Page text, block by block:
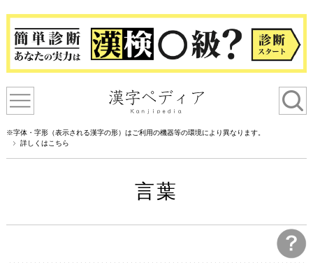
※字体・字形（表示される漢字の形）はご利用の機器等の環境により異なります。
詳しくはこちら
言葉